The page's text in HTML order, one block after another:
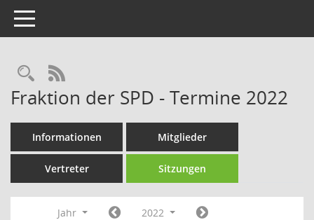
Toggle navigation
Rechercheauswahl
RSS-Feed
Fraktion der SPD - Termine 2022
Informationen Mitglieder
Vertreter Sitzungen
Jahr
2022